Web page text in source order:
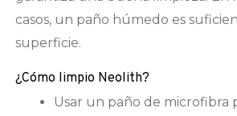
casos, un paño húmedo es
superficie.
¿Cómo limpio Neolith?
Usar un paño de microfibra